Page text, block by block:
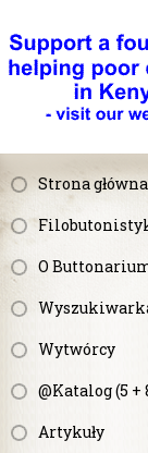
Strona główna
O
Wytwórcy
@Katalog (5 +
Artykuły